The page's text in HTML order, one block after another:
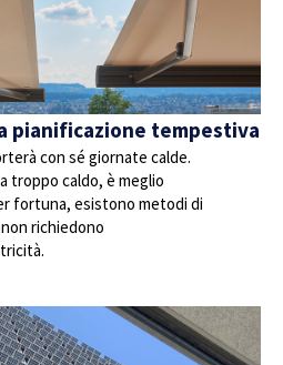
pianificazione tempestiva
con sé giornate calde.
troppo caldo, è meglio
fortuna, esistono metodi di
richiedono